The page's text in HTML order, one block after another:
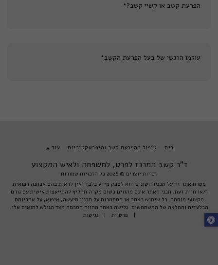
הפרעת קשב או קשיי קשב?*
עולמו הרגשי של בעל הפרעת הקשב*
ד"ר קשב המרכז לפרט, למשפחה ולאיש המקצוע
זכויות יוצרים © 2026 כל הזכויות שמורות
מטרת אתר זה על תכניו השונים הוא לספק מידע בלבד ואין לראות בהם אבחנה רפואית
ו/או חוות דעת. תכני האתר אינם מהווים בשום מקרה תחליף להתייעצות אישית עם גורם
מקצועי מוסמך. כל שימוש באתר או הסתמכות על תכניו תיעשה, איפוא, על אחריותם
הבלעדית והמלאה של המשתמשים. גלישה באתר מהווה הסכמה מצד הגולש לתנאים אלו.
| פרטיות |נגישות
בית טיפול בהפרעת קשב והיפראקטיביות עוד